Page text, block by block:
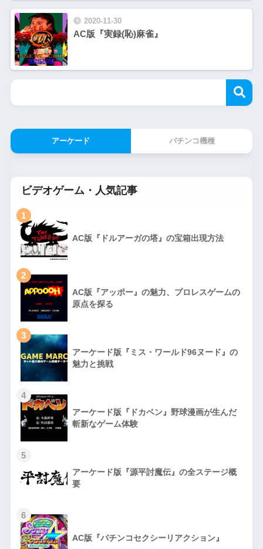
2020-11-30
AC版『実録(恥)麻雀』
アーケード パチンコ機種
ビデオゲーム・人気記事
1
AC版『ドルアーガの塔』の宝箱出現方法
2
AC版『アッポー』の魅力、プロレスゲームの
原点を探る
3
アーケード版『ミス・ワールド96ヌード』の
魅力と挑戦
4
アーケード版『ドカベン』野球漫画が生んだ
斬新なゲーム体験
5
アーケード版『源平討魔伝』の全ステージ概
要
6
AC版『パチンコセクシーリアクション』